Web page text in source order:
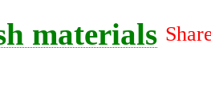
materials